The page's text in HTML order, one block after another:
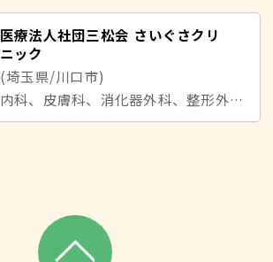
医療法人社団三松会 さいぐさクリ
ニック
(埼玉県/川口市)
内科、皮膚科、消化器外科、整形外科、婦人科、美容皮膚科